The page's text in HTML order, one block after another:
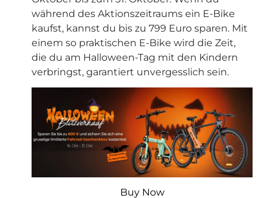
während des Aktionszeitraums ein E-Bike
kaufst, kannst du bis zu 799 Euro sparen. Mit
einem so praktischen E-Bike wird die Zeit,
die du am Halloween-Tag mit den Kindern
verbringst, garantiert unvergesslich sein.
Buy Now